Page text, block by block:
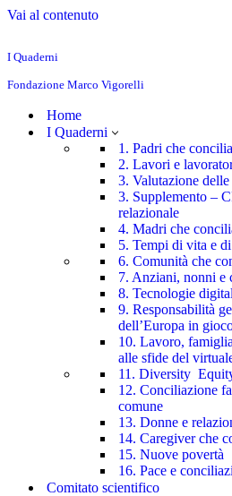
Vai al contenuto
I Quaderni
Fondazione Marco Vigorelli
Home
I Quaderni
1. Padri che
2. Lavori e
3. Valutazione
3. Supplemento –
relazionale
4. Madri che
5. Tempi di vita e
6. Comunità che
7. Anziani, nonni e
8. Tecnologie
9. Responsabilità
dell’Europa in
10. Lavoro,
alle sfide del
11. Diversity
12. Conciliazione
comune
13. Donne e
14. Caregiver che
15. Nuove povertà
16. Pace e
Comitato scientifico